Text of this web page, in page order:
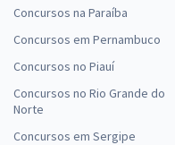
Concursos na Paraíba
Concursos em Pernambuco
Concursos no Piauí
Concursos no Rio Grande do
Norte
Concursos em Sergipe